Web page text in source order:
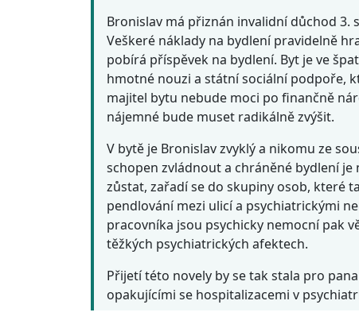
Bronislav má přiznán invalidní důchod 3.
Veškeré náklady na bydlení pravidelně
pobírá příspěvek na bydlení. Byt je ve
hmotné nouzi a státní sociální podpoře,
majitel bytu nebude moci po finančně
nájemné bude muset radikálně zvýšit.
V bytě je Bronislav zvyklý a nikomu ze
schopen zvládnout a chráněné bydlení
zůstat, zařadí se do skupiny osob, které
pendlování mezi ulicí a psychiatrickými
pracovníka jsou psychicky nemocní pak
těžkých psychiatrických afektech.
Přijetí této novely by se tak stala pro
opakujícími se hospitalizacemi v